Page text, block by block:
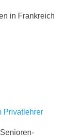
in Frankreich
Privatlehrer